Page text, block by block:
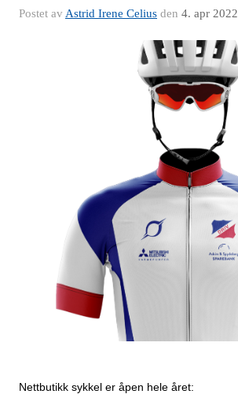
Postet av Astrid Irene Celius den 4. apr 2022
Nettbutikk sykkel er åpen hele året: